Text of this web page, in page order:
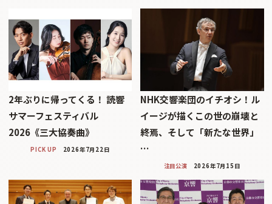
2年ぶりに帰ってくる！ 読響
サマーフェスティバル
2026《三大協奏曲》
PICK UP 2026年7月22日
NHK交響楽団のイチオシ！ル
イージが描くこの世の崩壊と
終焉、そして「新たな世界」
…
注目公演 2026年7月15日